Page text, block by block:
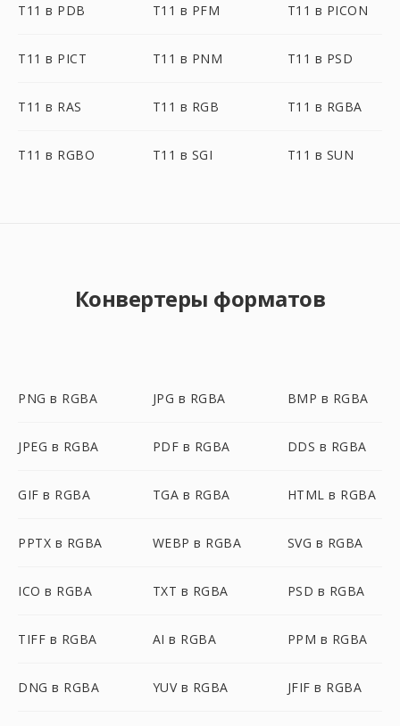
T11 в PDB T11 в PFM T11 в PICON
T11 в PICT T11 в PNM T11 в PSD
T11 в RAS T11 в RGB T11 в RGBA
T11 в RGBO T11 в SGI T11 в SUN
Конвертеры форматов
PNG в RGBA JPG в RGBA BMP в RGBA
JPEG в RGBA PDF в RGBA DDS в RGBA
GIF в RGBA TGA в RGBA HTML в RGBA
PPTX в RGBA WEBP в RGBA SVG в RGBA
ICO в RGBA TXT в RGBA PSD в RGBA
TIFF в RGBA AI в RGBA PPM в RGBA
DNG в RGBA YUV в RGBA JFIF в RGBA